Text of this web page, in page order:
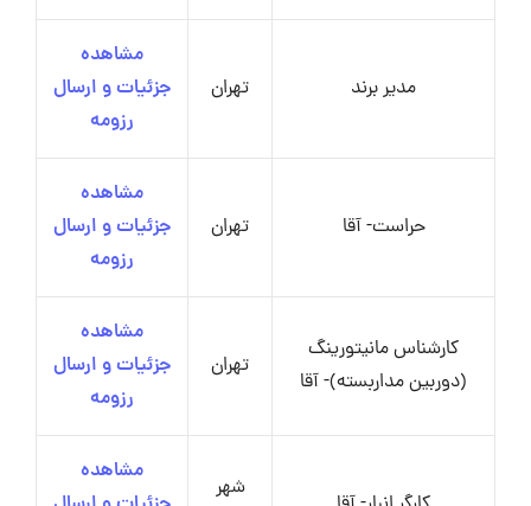
مدیر برند تهران
مشاهده
جزئیات و ارسال
رزومه
حراست- آقا تهران
مشاهده
جزئیات و ارسال
رزومه
کارشناس مانیتورینگ
(دوربین مداربسته)- آقا
تهران
مشاهده
جزئیات و ارسال
رزومه
شهر
مشاهده